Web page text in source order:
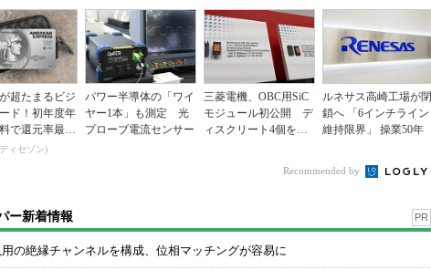
超たまるビジ
ド！初年度年
で還元率最大
ィセゾン)
パワー半導体の「ワイ
ヤー1本」も測定 光
プローブ電流センサー
三菱電機、OBC用SiC
モジュール初公開 デ
ィスクリート4個を置
ルネサス高崎工場が閉
鎖へ 「6インチライン
維持限界」 操業50年
Recommended by
ー新着情報 PR
の絶縁チャンネルを構成、位相マッチングが容易に